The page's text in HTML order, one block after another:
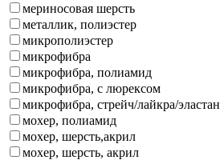
мериносовая шерсть
металлик, полиэстер
микрополиэстер
микрофибра
микрофибра, полиамид
микрофибра, с люрексом
микрофибра, стрейч/лайкра/эластан
мохер, полиамид
мохер, шерсть,акрил
мохер, шерсть, акрил